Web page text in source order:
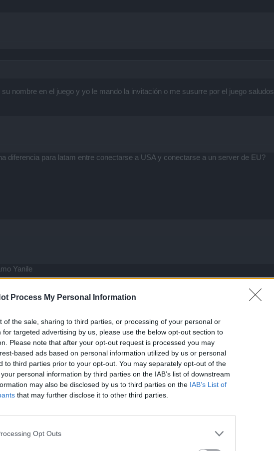
Process My Personal Information
of the sale, sharing to third parties, or processing of your personal or
for targeted advertising by us, please use the below opt-out section to
Please note that after your opt-out request is processed you may
based ads based on personal information utilized by us or personal
to third parties prior to your opt-out. You may separately opt-out of the
personal information by third parties on the IAB’s list of downstream
may also be disclosed by us to third parties on the IAB’s List of
that may further disclose it to other third parties.
Opt Outs
nombre en el juego y yo le mando la invitación o me susurre por el juego saludos
diferencia para latam entre conectarse a USA y conectarse a un server de EU?
Yanile
hablen español saludos